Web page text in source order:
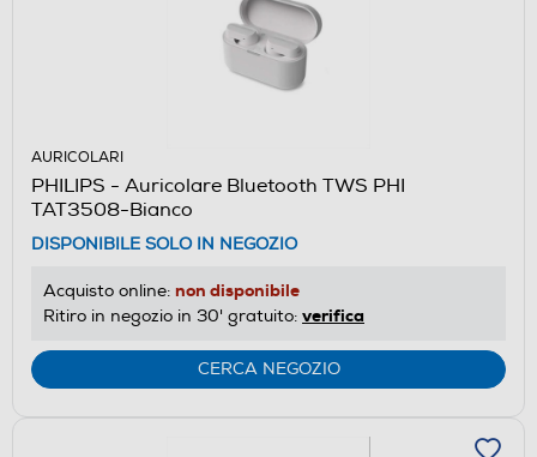
AURICOLARI
PHILIPS - Auricolare Bluetooth TWS PHI
TAT3508-Bianco
DISPONIBILE SOLO IN NEGOZIO
Acquisto online: non disponibile
Ritiro in negozio in 30' gratuito: verifica
CERCA NEGOZIO